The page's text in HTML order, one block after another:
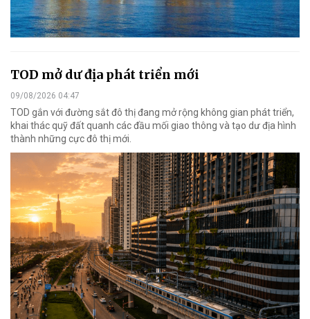
TOD mở dư địa phát triển mới
09/08/2026 04:47
TOD gắn với đường sắt đô thị đang mở rộng không gian phát triển,
khai thác quỹ đất quanh các đầu mối giao thông và tạo dư địa hình
thành những cực đô thị mới.